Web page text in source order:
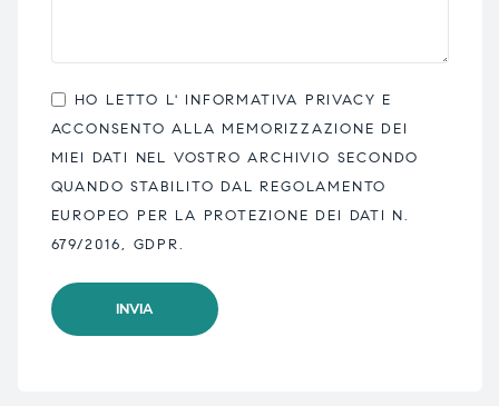
HO LETTO L' INFORMATIVA PRIVACY E
ACCONSENTO ALLA MEMORIZZAZIONE DEI
MIEI DATI NEL VOSTRO ARCHIVIO SECONDO
QUANDO STABILITO DAL REGOLAMENTO
EUROPEO PER LA PROTEZIONE DEI DATI N.
679/2016, GDPR.